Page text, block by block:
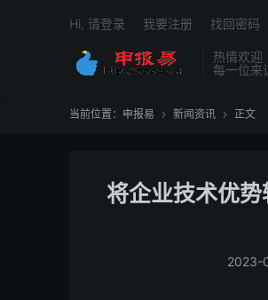
热情欢迎
每一位来
Hi, 请登录 我要注册 找回密码
当前位置： 申报易  新闻资讯  正文
将企业技术优
2023-